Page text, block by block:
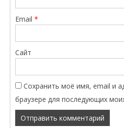
Email *
Сайт
Сохранить моё имя, email и
браузере для последующих